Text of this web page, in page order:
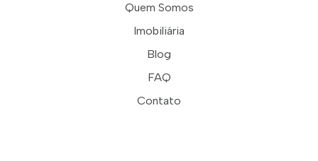
Quem Somos
Imobiliária
Blog
FAQ
Contato